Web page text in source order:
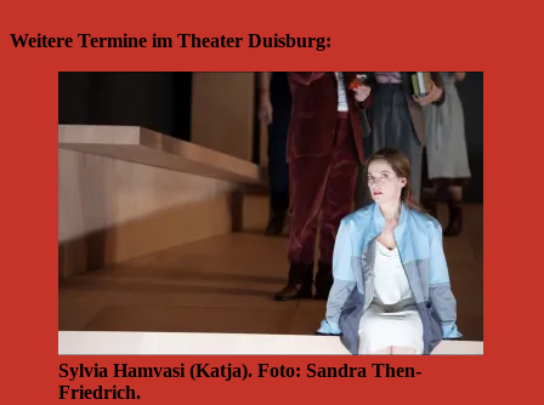
Weitere Termine im Theater Duisburg:
Sylvia Hamvasi (Katja). Foto: Sandra Then-
Friedrich.